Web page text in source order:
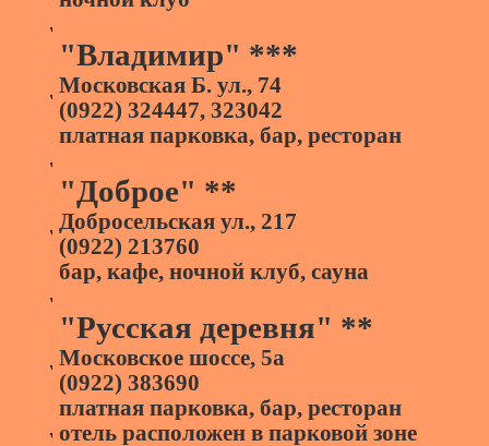
"Владимир" ***
Московская Б. ул., 74
(0922) 324447, 323042
платная парковка, бар, ресторан
"Доброе" **
Добросельская ул., 217
(0922) 213760
бар, кафе, ночной клуб, сауна
"Русская деревня" **
Московское шоссе, 5а
(0922) 383690
платная парковка, бар, ресторан
отель расположен в парковой зоне